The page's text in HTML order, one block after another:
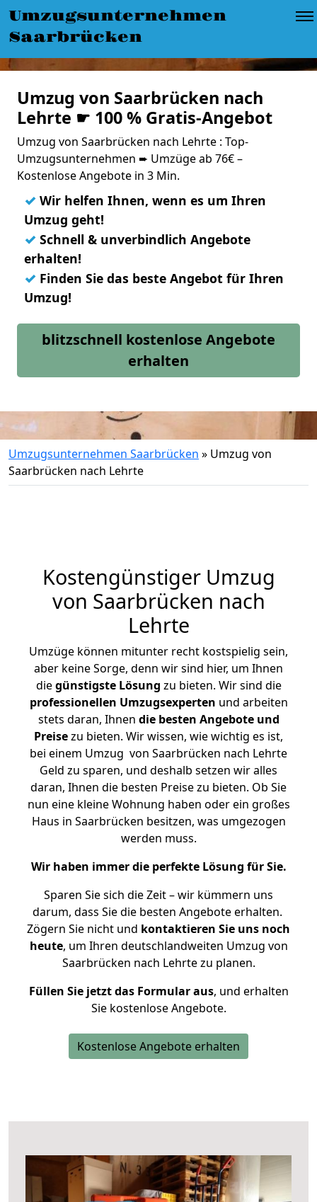
Umzugsunternehmen
Saarbrücken
Umzug von Saarbrücken nach
Lehrte ☛ 100 % Gratis-Angebot
Umzug von Saarbrücken nach Lehrte : Top-
Umzugsunternehmen ➨ Umzüge ab 76€ –
Kostenlose Angebote in 3 Min.
✓ Wir helfen Ihnen, wenn es um Ihren
Umzug geht!
✓ Schnell & unverbindlich Angebote
erhalten!
✓ Finden Sie das beste Angebot für Ihren
Umzug!
blitzschnell kostenlose Angebote
erhalten
Umzugsunternehmen Saarbrücken » Umzug von
Saarbrücken nach Lehrte
Kostengünstiger Umzug
von Saarbrücken nach
Lehrte
Umzüge können mitunter recht kostspielig sein,
aber keine Sorge, denn wir sind hier, um Ihnen
diegünstigste Lösung zu bieten. Wir sind die
professionellen Umzugsexperten und arbeiten
stets daran, Ihnen die besten Angebote und
Preisezu bieten. Wir wissen, wie wichtig es ist,
bei einem Umzug von Saarbrücken nach Lehrte
Geld zu sparen, und deshalb setzen wir alles
daran, Ihnen die besten Preise zu bieten. Ob Sie
nun eine kleine Wohnung haben oder ein großes
Haus in Saarbrücken besitzen, was umgezogen
werden muss.
Wir haben immer die perfekte Lösung für Sie.
Sparen Sie sich die Zeit – wir kümmern uns
darum, dass Sie die besten Angebote erhalten.
Zögern Sie nicht und kontaktieren Sie uns noch
heute, um Ihren deutschlandweiten Umzug von
Saarbrücken nach Lehrte zu planen.
Füllen Sie jetzt das Formular aus, und erhalten
Sie kostenlose Angebote.
Kostenlose Angebote erhalten